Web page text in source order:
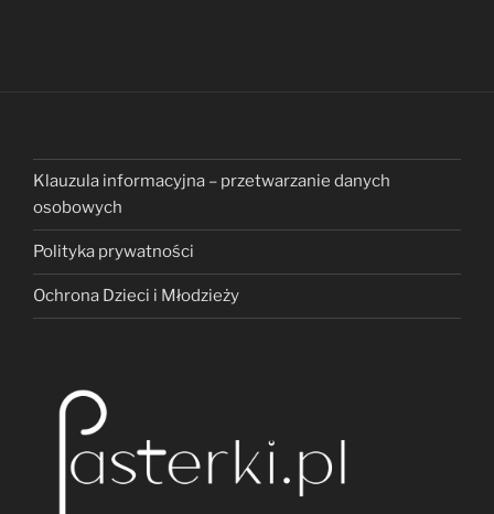
Klauzula informacyjna – przetwarzanie danych
osobowych
Polityka prywatności
Ochrona Dzieci i Młodzieży